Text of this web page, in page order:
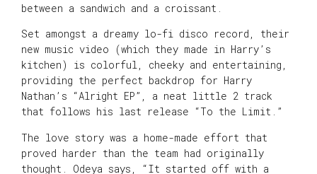
between a sandwich and a croissant.
Set amongst a dreamy lo-fi disco record, their
new music video (which they made in Harry’s
kitchen) is colorful, cheeky and entertaining,
providing the perfect backdrop for Harry
Nathan’s “Alright EP”, a neat little 2 track
that follows his last release “To the Limit.”
The love story was a home-made effort that
proved harder than the team had originally
thought. Odeya says, “It started off with a